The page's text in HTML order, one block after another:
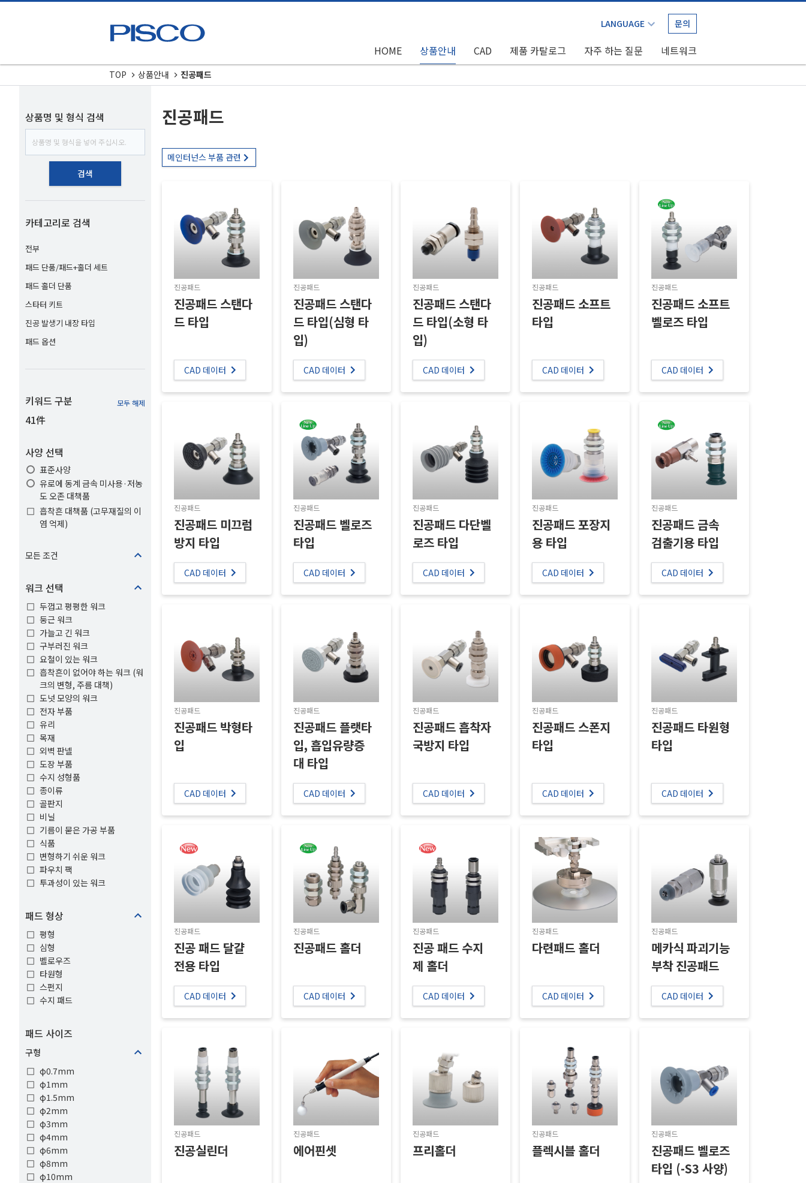
문의
HOME 상품안내 CAD 제품 카탈로그 자주 하는 질문 네트워크
TOP 상품안내 진공패드
상품명 및 형식 검색
검색
카테고리로 검색
전부
패드 단품/패드+홀더 세트
패드 홀더 단품
스타터 키트
진공 발생기 내장 타입
패드 옵션
키워드 구분 모두 해제
41件
사양 선택
표준사양
유로에 동계 금속 미사용·저농
도 오존 대책품
흡착흔 대책품 (고무재질의 이
염 억제)
모든 조건
워크 선택
두껍고 평평한 워크
둥근 워크
가늘고 긴 워크
구부러진 워크
요철이 있는 워크
흡착흔이 없어야 하는 워크 (워
크의 변형, 주름 대책)
도넛 모양의 워크
전자 부품
유리
목재
외벽 판넬
도장 부품
수지 성형품
종이류
골판지
비닐
기름이 묻은 가공 부품
식품
변형하기 쉬운 워크
파우치 팩
투과성이 있는 워크
패드 형상
평형
심형
벨로우즈
타원형
스펀지
수지 패드
패드 사이즈
구형
φ0.7mm
φ1mm
φ1.5mm
φ2mm
φ3mm
φ4mm
φ6mm
φ8mm
φ10mm
진공패드
메인터넌스 부품 관련
진공패드
진공패드 스탠다
드 타입
CAD 데이터
진공패드
진공패드 스탠다
드 타입(심형 타
입)
CAD 데이터
진공패드
진공패드 스탠다
드 타입(소형 타
입)
CAD 데이터
진공패드
진공패드 소프트
타입
CAD 데이터
진공패드
진공패드 소프트
벨로즈 타입
CAD 데이터
진공패드
진공패드 미끄럼
방지 타입
CAD 데이터
진공패드
진공패드 벨로즈
타입
CAD 데이터
진공패드
진공패드 다단벨
로즈 타입
CAD 데이터
진공패드
진공패드 포장지
용 타입
CAD 데이터
진공패드
진공패드 금속
검출기용 타입
CAD 데이터
진공패드
진공패드 박형타
입
CAD 데이터
진공패드
진공패드 플랫타
입, 흡입유량증
대 타입
CAD 데이터
진공패드
진공패드 흡착자
국방지 타입
CAD 데이터
진공패드
진공패드 스폰지
타입
CAD 데이터
진공패드
진공패드 타원형
타입
CAD 데이터
진공패드
진공 패드 달걀
전용 타입
CAD 데이터
진공패드
진공패드 홀더
CAD 데이터
진공패드
진공 패드 수지
제 홀더
CAD 데이터
진공패드
다련패드 홀더
CAD 데이터
진공패드
메카식 파괴기능
부착 진공패드
CAD 데이터
진공패드
진공실린더
진공패드
에어핀셋
진공패드
프리홀더
진공패드
플렉시블 홀더
진공패드
진공패드 벨로즈
타입 (-S3 사양)